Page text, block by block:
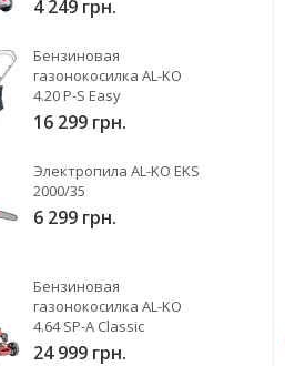
4 249 грн.
Бензиновая
газонокосилка AL-KO
4.20 P-S Easy
16 299 грн.
Электропила AL-KO EKS
2000/35
6 299 грн.
Бензиновая
газонокосилка AL-KO
4.64 SP-A Classic
24 999 грн.